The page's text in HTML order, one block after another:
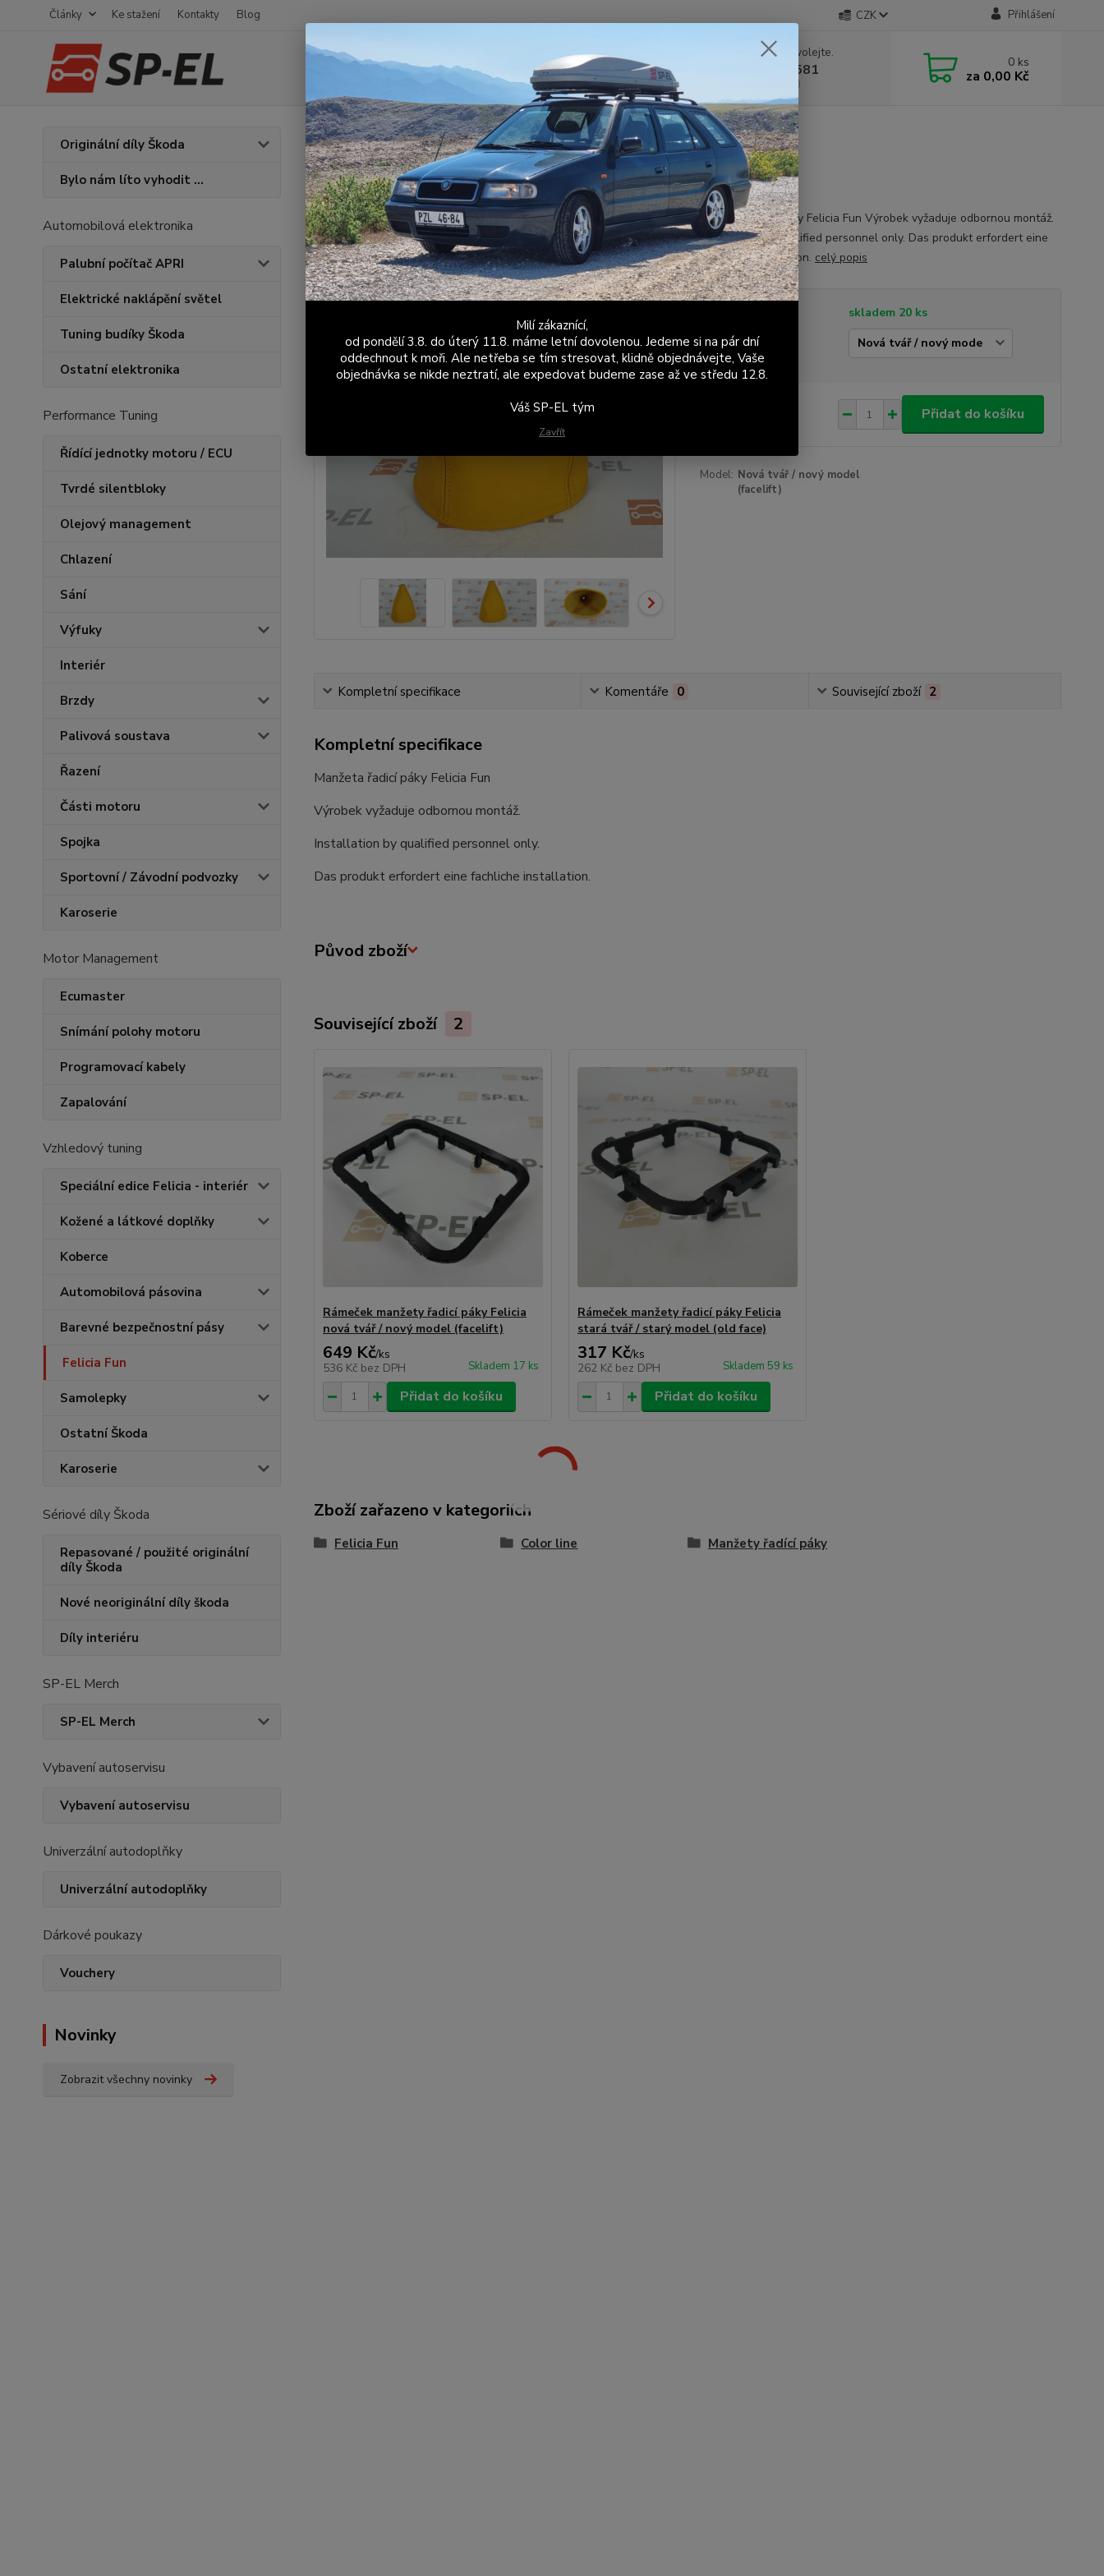
Články Ke stažení Kontakty Blog CZK Přihlášení
Hledat
Nevíte si rady? Zavolejte.
+420 603 411 581
Po - Pá 9:00 - 17:00
0 ks
za 0,00 Kč
Originální díly Škoda
Bylo nám líto vyhodit ...
Automobilová elektronika
Palubní počítač APRI
Elektrické naklápění světel
Tuning budíky Škoda
Ostatní elektronika
Performance Tuning
Řídící jednotky motoru / ECU
Tvrdé silentbloky
Olejový management
Chlazení
Sání
Výfuky
Interiér
Brzdy
Palivová soustava
Řazení
Části motoru
Spojka
Sportovní / Závodní podvozky
Karoserie
Motor Management
Ecumaster
Snímání polohy motoru
Programovací kabely
Zapalování
Vzhledový tuning
Speciální edice Felicia - interiér
Kožené a látkové doplňky
Koberce
Automobilová pásovina
Barevné bezpečnostní pásy
Felicia Fun
Samolepky
Ostatní Škoda
Karoserie
Sériové díly Škoda
Repasované / použité originální
díly Škoda
Nové neoriginální díly škoda
Díly interiéru
SP-EL Merch
SP-EL Merch
Vybavení autoservisu
Vybavení autoservisu
Univerzální autodoplňky
Univerzální autodoplňky
Dárkové poukazy
Vouchery
Novinky
Zobrazit všechny novinky
Úvod Felicia Fun Manžeta řadicí páky Felicia Fun
Manžeta řadicí páky Felicia Fun
Manžeta řadicí páky Felicia Fun Výrobek vyžaduje odbornou montáž.
Installation by qualified personnel only. Das produkt erfordert eine
fachliche installation. celý popis
skladem 20 ks
Model
Přidat do košíku
Model: Nová tvář / nový model
(facelift)
Kompletní specifikace Komentáře 0 Související zboží 2
Kompletní specifikace
Manžeta řadicí páky Felicia Fun
Výrobek vyžaduje odbornou montáž.
Installation by qualified personnel only.
Das produkt erfordert eine fachliche installation.
Původ zboží
Související zboží 2
Rámeček manžety řadicí páky Felicia
nová tvář / nový model (facelift)
649 Kč/ks
536 Kč bez DPH Skladem 17 ks
Přidat do košíku
Rámeček manžety řadicí páky Felicia
stará tvář / starý model (old face)
317 Kč/ks
262 Kč bez DPH Skladem 59 ks
Přidat do košíku
Zboží zařazeno v kategoriích
Felicia Fun Color line Manžety řadící páky
Milí zákaznící,
od pondělí 3.8. do úterý 11.8. máme letní dovolenou. Jedeme si na pár dní
oddechnout k moři. Ale netřeba se tím stresovat, klidně objednávejte, Vaše
objednávka se nikde neztratí, ale expedovat budeme zase až ve středu 12.8.
Váš SP-EL tým
Zavřít